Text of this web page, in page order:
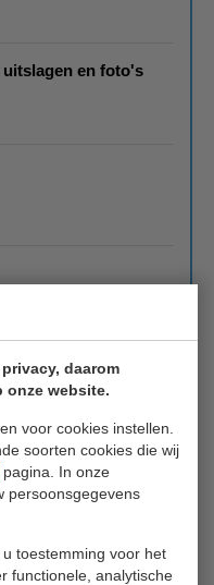
daarom
onze website.
voor cookies instellen.
soorten cookies die wij
pagina. In onze
persoonsgegevens
toestemming voor het
functionele, analytische
uitslagen en foto's
buddy wedstrijd"
of aan hen met een
Zij spelen met een buddy